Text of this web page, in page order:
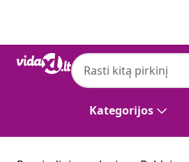
Kategorijos